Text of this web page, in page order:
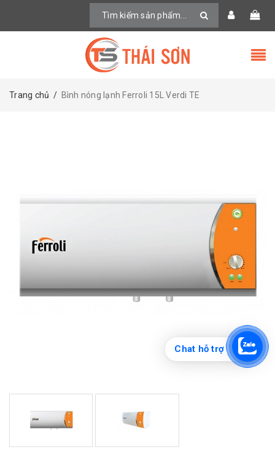
Trang chủ / Bình nóng lạnh Ferroli 15L Verdi TE
Chat hỗ trợ